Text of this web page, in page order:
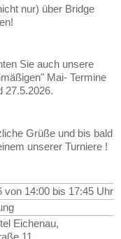
nur) über Bridge
Sie auch unsere
Mai- Termine
27.5.2026.
Grüße und bis bald
unserer Turniere !
von 14:00 bis 17:45 Uhr
Eichenau,
11